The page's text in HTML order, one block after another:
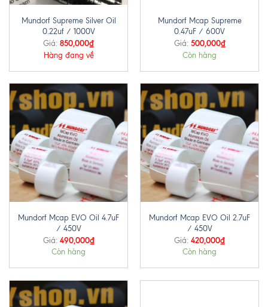
Mundorf Supreme Silver Oil
0.22uf / 1000V
Giá: 850,000₫
Hàng đang về
Mundorf Mcap Supreme
0.47uF / 600V
Giá: 500,000₫
Còn hàng
Mundorf Mcap EVO Oil 4.7uF
/ 450V
Giá: 490,000₫
Còn hàng
Mundorf Mcap EVO Oil 2.7uF
/ 450V
Giá: 420,000₫
Còn hàng